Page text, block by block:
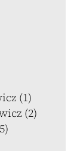
(1)
(2)